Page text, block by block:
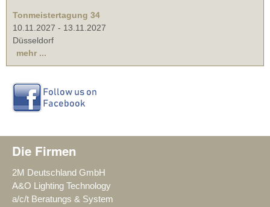
Tonmeistertagung 34
10.11.2027 - 13.11.2027
Düsseldorf
mehr ...
Die Firmen
2M Deutschland GmbH
A&O Lighting Technology
a/c/t Beratungs & System